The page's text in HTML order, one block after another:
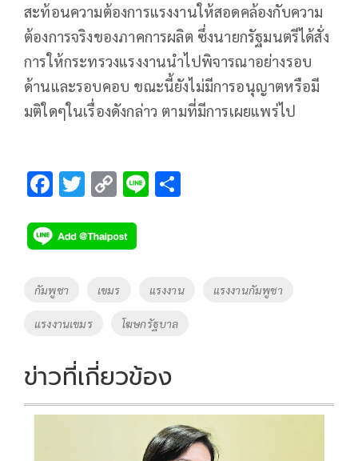
สะท้อนความต้องการแรงงานให้สอดคล้องกับความ
ต้องการจริงของภาคการผลิต ซึ่งนายกรัฐมนตรีได้สั่ง
การให้กระทรวงแรงงานนำไปพิจารณาอย่างรอบ
ด้านและรอบคอบ ขณะนี้ยังไม่มีการอนุญาตหรือมี
มติใดๆในเรื่องดังกล่าว ตามที่มีการเผยแพร่ไป
F
e
b
o
k
T
tt
er
C
p
y
Li
n
k
Li
Tags
กัมพูชา เขมร แรงงาน แรงงานกัมพูชา
แรงงานเขมร โฆษกรัฐบาล
ข่าวที่เกี่ยวข้อง